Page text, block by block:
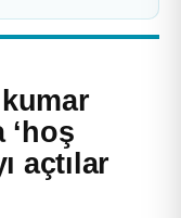
‘hoş
açtılar